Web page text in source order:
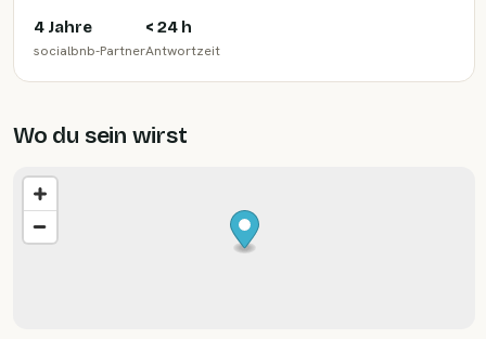
angebauten Produkten zubereitet.
4 Jahre
socialbnb-Partner
< 24 h
Antwortzeit
Wo du sein wirst